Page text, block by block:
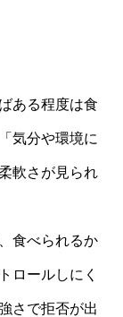
ある程度は食
気分や環境に
軟さが見られ
食べられるか
ロールしにく
さで拒否が出